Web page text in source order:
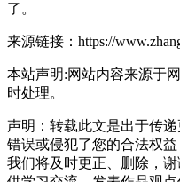
了。
来源链接：https://
本站声明:网站内容来源于
时处理。
声明：转载此文是出于传
错误或侵犯了您的合法权
我们将及时更正、删除，